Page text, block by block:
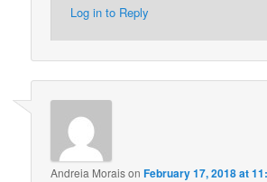
Log in to Reply
Andreia MoraisonFebruary 17, 2018 at